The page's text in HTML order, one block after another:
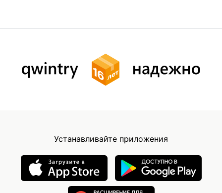
Устанавливайте приложения